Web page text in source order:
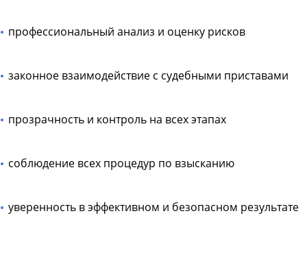
профессиональный анализ и оценку рисков
законное взаимодействие с судебными приставами
прозрачность и контроль на всех этапах
соблюдение всех процедур по взысканию
уверенность в эффективном и безопасном результате